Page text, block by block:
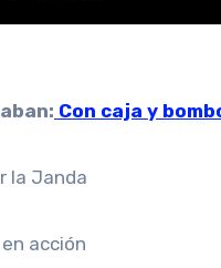
Con caja y
la Janda
acción